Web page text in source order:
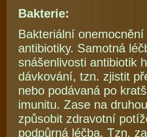
Bakterie:
Bakteriální
antibiotiky. Samotná
snášenlivosti antibiotik
dávkování, tzn. zjistit
nebo podávaná po
imunitu. Zase na
způsobit zdravotní
podpůrná léčba. Tzn.